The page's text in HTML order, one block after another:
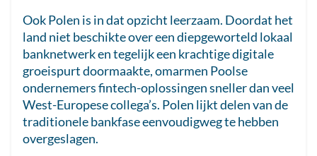
Ook Polen is in dat opzicht leerzaam. Doordat het
land niet beschikte over een diepgeworteld lokaal
banknetwerk en tegelijk een krachtige digitale
groeispurt doormaakte, omarmen Poolse
ondernemers fintech-oplossingen sneller dan veel
West-Europese collega’s. Polen lijkt delen van de
traditionele bankfase eenvoudigweg te hebben
overgeslagen.